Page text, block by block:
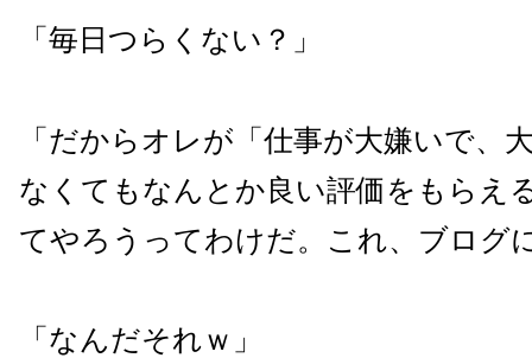
「毎日つらくない？」
「だからオレが「仕事が大嫌いで、
なくてもなんとか良い評価をもらえ
てやろうってわけだ。これ、ブログ
「なんだそれｗ」